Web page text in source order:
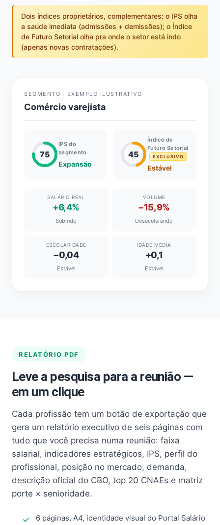
Dois índices proprietários, complementares: o IPS olha
a saúde imediata (admissões + demissões); o Índice
de Futuro Setorial olha pra onde o setor está indo
(apenas novas contratações).
SEGMENTO · EXEMPLO ILUSTRATIVO
Comércio varejista
75
IPS do
segmento
Expansão
45
Índice de
Futuro Setorial
EXCLUSIVO
Estável
SALÁRIO REAL
+6,4%
Subindo
VOLUME
−15,9%
Desacelerando
ESCOLARIDADE
−0,04
Estável
IDADE MÉDIA
+0,1
Estável
RELATÓRIO PDF
Leve a pesquisa para a reunião —
em um clique
Cada profissão tem um botão de exportação que
gera um relatório executivo de seis páginas com
tudo que você precisa numa reunião: faixa
salarial, indicadores estratégicos, IPS, perfil do
profissional, posição no mercado, demanda,
descrição oficial do CBO, top 20 CNAEs e matriz
porte × senioridade.
6 páginas, A4, identidade visual do Portal Salário